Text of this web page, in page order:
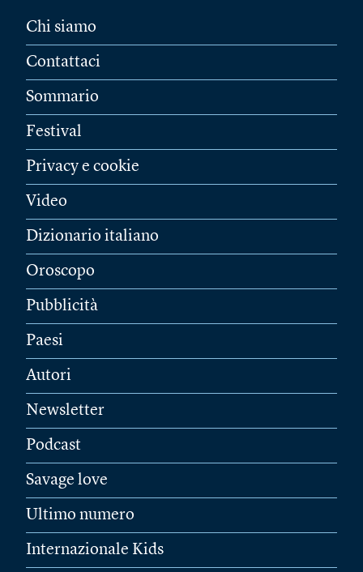
Chi siamo
Contattaci
Sommario
Festival
Privacy e cookie
Video
Dizionario italiano
Oroscopo
Pubblicità
Paesi
Autori
Newsletter
Podcast
Savage love
Ultimo numero
Internazionale Kids